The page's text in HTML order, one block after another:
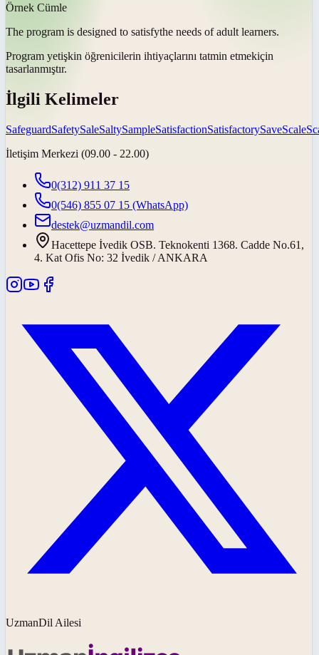
Örnek Cümle
The program is designed to satisfythe needs of adult learners.
Program yetişkin öğrenicilerin ihtiyaçlarını tatmin etmekiçin
tasarlanmıştır.
İlgili Kelimeler
SafeguardSafetySaleSaltySampleSatisfactionSatisfactorySaveScale
İletişim Merkezi (09.00 - 22.00)
0(312) 911 37 15
0(546) 855 07 15 (WhatsApp)
destek@uzmandil.com
Hacettepe İvedik OSB. Teknokenti 1368. Cadde No.61,
4. Kat Ofis No: 32 İvedik / ANKARA
UzmanDil Ailesi